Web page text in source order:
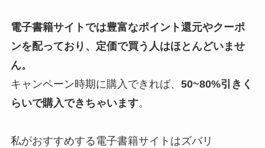
電子書籍サイトでは豊富なポイント還元やクーポ
ンを配っており、定価で買う人はほとんどいませ
ん。
キャンペーン時期に購入できれば、 50~80%引きく
らいで購入できちゃいます。
私がおすすめする電子書籍サイトはズバリ